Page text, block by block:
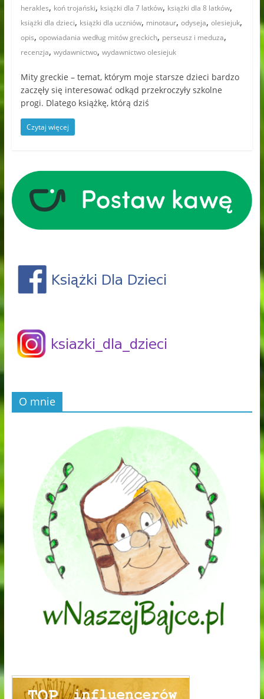
herakles, koń trojański, książki dla 7 latków, książki dla 8 latków,
książki dla dzieci, książki dla uczniów, minotaur, odyseja, olesiejuk,
opis, opowiadania według mitów greckich, perseusz i meduza,
recenzja, wydawnictwo, wydawnictwo olesiejuk
Mity greckie – temat, którym moje starsze dzieci bardzo
zaczęły się interesować odkąd przekroczyły szkolne
progi. Dlatego książkę, którą dziś
Czytaj więcej
O mnie